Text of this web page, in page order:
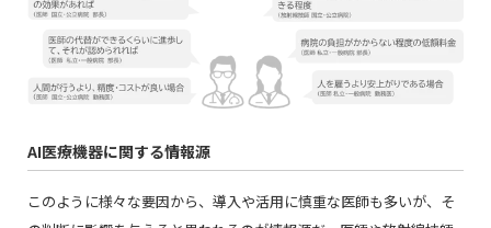
AI医療機器に関する情報源
このように様々な要因から、導入や活用に慎重な医師も多いが、そ